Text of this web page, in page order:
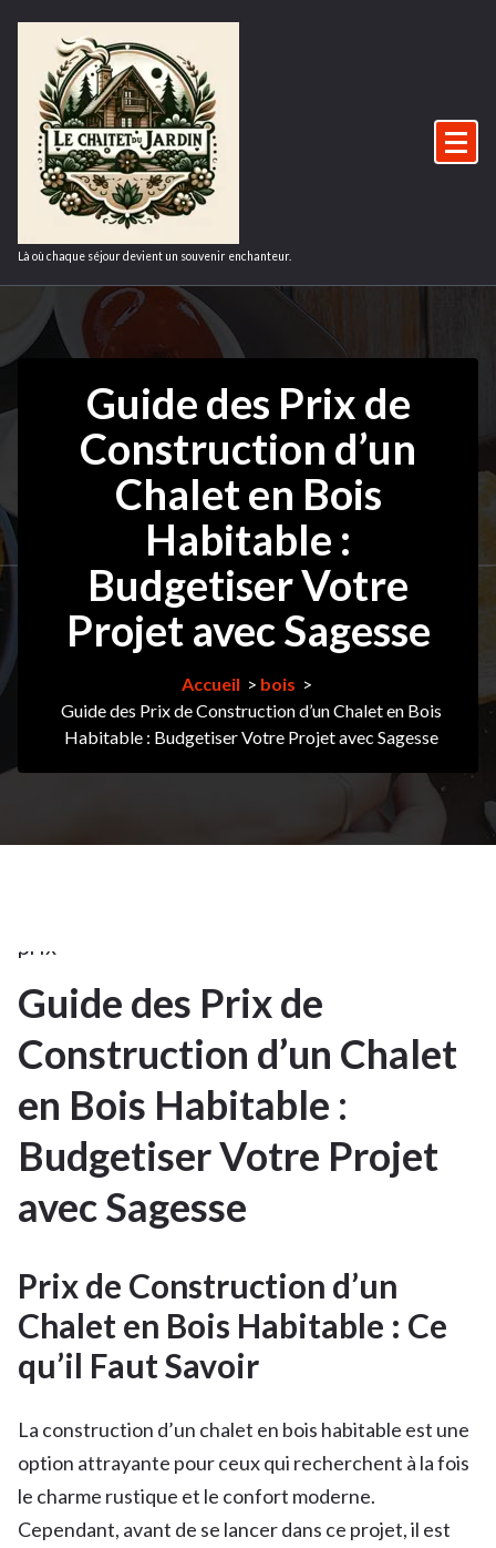
contenu
Là où chaque séjour devient un souvenir enchanteur.
Guide des Prix de
Construction d’un
Chalet en Bois
Habitable :
Budgetiser Votre
Projet avec Sagesse
Accueil > bois >
Guide des Prix de Construction d’un Chalet en Bois
Habitable : Budgetiser Votre Projet avec Sagesse
15
MAR
chalet,
constructeur
de
cabane,
constructeur
chalet
en
bois
habitable
maison,
constructeurs
habitables
construction
construction
construire
cabane,
maison
prix
Guide des Prix de
Construction d’un Chalet
en Bois Habitable :
Budgetiser Votre Projet
avec Sagesse
Prix de Construction d’un
Chalet en Bois Habitable : Ce
qu’il Faut Savoir
La construction d’un chalet en bois habitable est une
option attrayante pour ceux qui recherchent à la fois
le charme rustique et le confort moderne.
Cependant, avant de se lancer dans ce projet, il est